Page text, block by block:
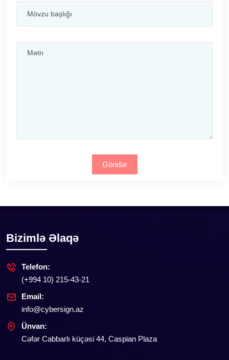
Göndər
Bizimlə Əlaqə
Telefon:
(+994 10) 215-43-21
Email:
info@cybersign.az
Ünvan:
Cəfər Cabbarlı küçəsi 44, Caspian Plaza